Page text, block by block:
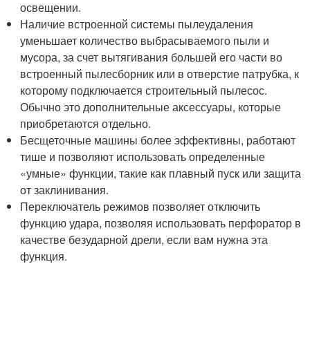
освещении.
Наличие встроенной системы пылеудаления
уменьшает количество выбрасываемого пыли и
мусора, за счет вытягивания большей его части во
встроенный пылесборник или в отверстие патрубка, к
которому подключается строительный пылесос.
Обычно это дополнительные аксессуары, которые
приобретаются отдельно.
Бесщеточные машины более эффективны, работают
тише и позволяют использовать определенные
«умные» функции, такие как плавный пуск или защита
от заклинивания.
Переключатель режимов позволяет отключить
функцию удара, позволяя использовать перфоратор в
качестве безударной дрели, если вам нужна эта
функция.